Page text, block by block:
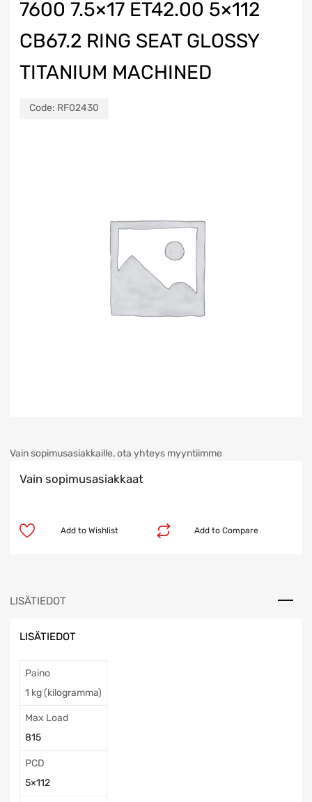
7600 7.5×17 ET42.00 5×112
CB67.2 RING SEAT GLOSSY
TITANIUM MACHINED
Code: RF02430
Vain sopimusasiakkaille, ota yhteys myyntiimme
Vain sopimusasiakkaat
Add to Compare
Add to Wishlist
LISÄTIEDOT
LISÄTIEDOT
Paino
1 kg (kilogramma)
Max Load
815
PCD
5×112